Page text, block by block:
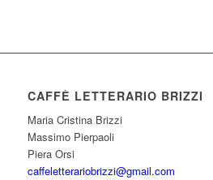
CAFFÈ LETTERARIO BRIZZI
Maria Cristina Brizzi
Massimo Pierpaoli
Piera Orsi
caffeletterariobrizzi@gmail.com